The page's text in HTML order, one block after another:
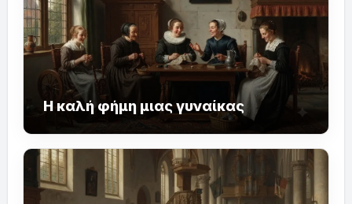
Η καλή φήμη μιας γυναίκας